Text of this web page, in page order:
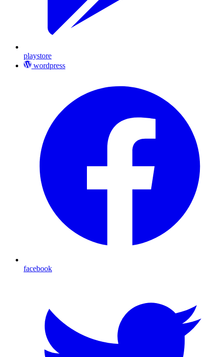
playstore
wordpress
facebook